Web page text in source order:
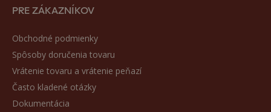
PRE ZÁKAZNÍKOV
Obchodné podmienky
Spôsoby doručenia tovaru
Vrátenie tovaru a vrátenie peňazí
Často kladené otázky
Dokumentácia